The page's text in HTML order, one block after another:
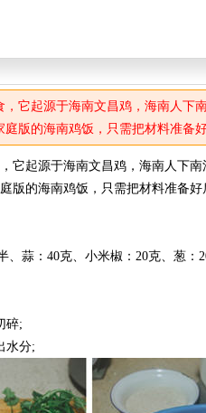
它起源于海南文昌鸡，海南人下
版的海南鸡饭，只需把材料准备
它起源于海南文昌鸡，海南人下
版的海南鸡饭，只需把材料准备
蒜：40克、小米椒：20克、葱：
碎;
水分;